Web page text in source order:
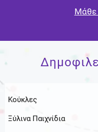
Μάθε
Κούκλες
Ξύλινα Παιχνίδια